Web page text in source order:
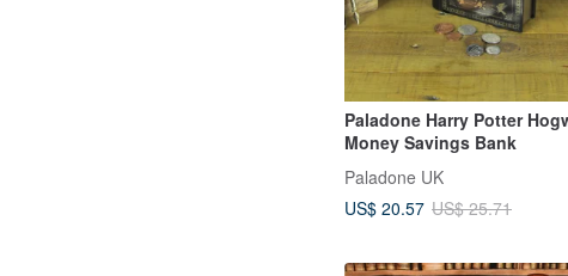
Paladone Harry Potter
Money Savings Bank
Paladone UK
US$ 20.57 US$ 25.71